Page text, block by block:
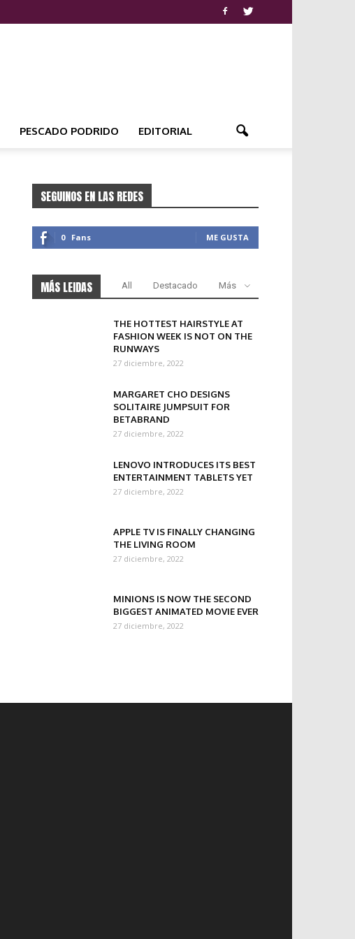
PESCADO PODRIDO EDITORIAL
SEGUINOS EN LAS REDES
0 Fans ME GUSTA
MÁS LEIDAS All Destacado Más
THE HOTTEST HAIRSTYLE AT
FASHION WEEK IS NOT ON THE
RUNWAYS
27 diciembre, 2022
MARGARET CHO DESIGNS
SOLITAIRE JUMPSUIT FOR
BETABRAND
27 diciembre, 2022
LENOVO INTRODUCES ITS BEST
ENTERTAINMENT TABLETS YET
27 diciembre, 2022
APPLE TV IS FINALLY CHANGING
THE LIVING ROOM
27 diciembre, 2022
MINIONS IS NOW THE SECOND
BIGGEST ANIMATED MOVIE EVER
27 diciembre, 2022